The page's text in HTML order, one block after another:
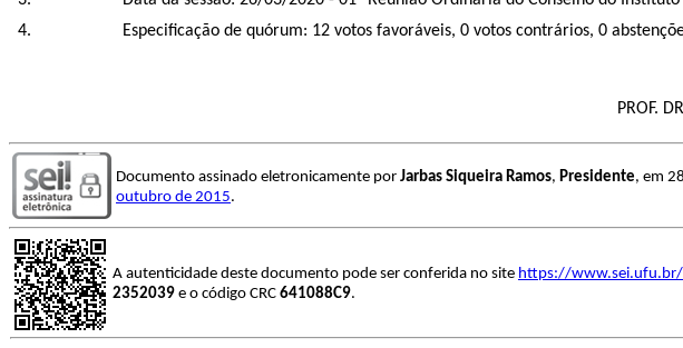
Especificação de quórum: 12 votos favoráveis, 0 votos contrários, 0
PROF.
Documento assinado eletronicamente por Jarbas Siqueira Ramos, Presidente, em
outubro de 2015.
A autenticidade deste documento pode ser conferida no site https://www.sei.ufu.br/
2352039 e o código CRC 641088C9.